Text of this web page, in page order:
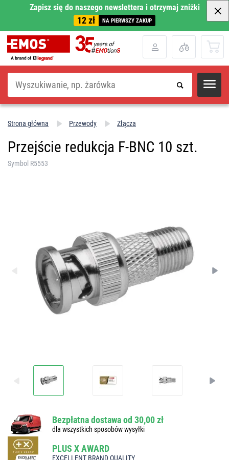
Zapisz się do naszego newslettera i otrzymaj zniżki
12 zł NA PIERWSZY ZAKUP
Szukaj
Strona główna Przewody Złącza
Przejście redukcja F-BNC 10 szt.
Symbol R5553
Bezpłatna dostawa od 30,00 zł
dla wszystkich sposobów wysyłki
PLUS X AWARD
EXCELLENT BRAND QUALITY